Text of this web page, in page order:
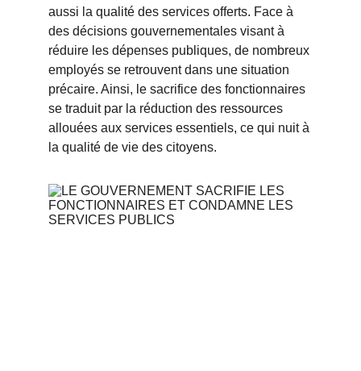
aussi la qualité des services offerts. Face à
des décisions gouvernementales visant à
réduire les dépenses publiques, de nombreux
employés se retrouvent dans une situation
précaire. Ainsi, le sacrifice des fonctionnaires
se traduit par la réduction des ressources
allouées aux services essentiels, ce qui nuit à
la qualité de vie des citoyens.